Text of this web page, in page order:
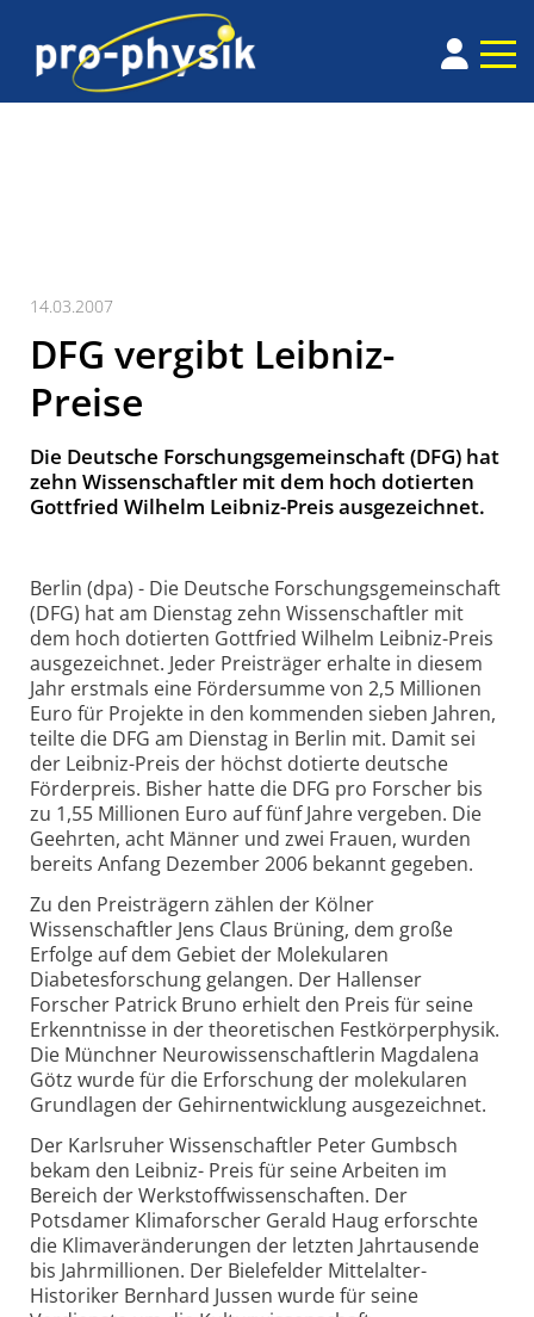
14.03.2007
DFG vergibt Leibniz-
Preise
Die Deutsche Forschungsgemeinschaft (DFG) hat
zehn Wissenschaftler mit dem hoch dotierten
Gottfried Wilhelm Leibniz-Preis ausgezeichnet.
Berlin (dpa) - Die Deutsche Forschungsgemeinschaft
(DFG) hat am Dienstag zehn Wissenschaftler mit
dem hoch dotierten Gottfried Wilhelm Leibniz-Preis
ausgezeichnet. Jeder Preisträger erhalte in diesem
Jahr erstmals eine Fördersumme von 2,5 Millionen
Euro für Projekte in den kommenden sieben Jahren,
teilte die DFG am Dienstag in Berlin mit. Damit sei
der Leibniz-Preis der höchst dotierte deutsche
Förderpreis. Bisher hatte die DFG pro Forscher bis
zu 1,55 Millionen Euro auf fünf Jahre vergeben. Die
Geehrten, acht Männer und zwei Frauen, wurden
bereits Anfang Dezember 2006 bekannt gegeben.
Zu den Preisträgern zählen der Kölner
Wissenschaftler Jens Claus Brüning, dem große
Erfolge auf dem Gebiet der Molekularen
Diabetesforschung gelangen. Der Hallenser
Forscher Patrick Bruno erhielt den Preis für seine
Erkenntnisse in der theoretischen Festkörperphysik.
Die Münchner Neurowissenschaftlerin Magdalena
Götz wurde für die Erforschung der molekularen
Grundlagen der Gehirnentwicklung ausgezeichnet.
Der Karlsruher Wissenschaftler Peter Gumbsch
bekam den Leibniz- Preis für seine Arbeiten im
Bereich der Werkstoffwissenschaften. Der
Potsdamer Klimaforscher Gerald Haug erforschte
die Klimaveränderungen der letzten Jahrtausende
bis Jahrmillionen. Der Bielefelder Mittelalter-
Historiker Bernhard Jussen wurde für seine